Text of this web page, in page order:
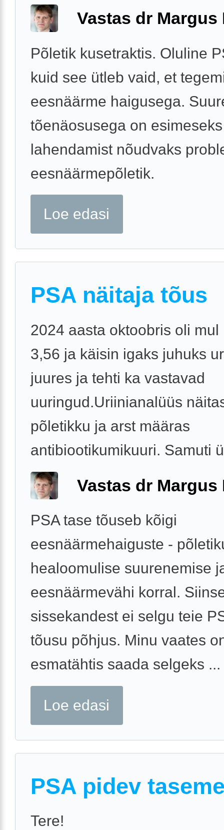
Vastas dr Margus
Põletik kusetraktis. Oluline
kuid see ütleb vaid, et
eesnäärme haigusega.
tõenäosusega on esimeseks
lahendamist nõudvaks
eesnäärmepõletik.
Loe edasi
PSA näitaja tõus
2024 aasta oktoobris oli mul
3,56 ja käisin igaks juhuks
juures ja tehti ka vastavad
uuringud.Uriinianalüüs
põletikku ja arst määras
antibiootikumikuuri. Samuti
Vastas dr Margus
PSA tase tõuseb kõigi
eesnäärmehaiguste -
healoomulise suurenemise
eesnäärmevähi korral.
sissekandest ei selgu teie
tõusu põhjus. Minu vaates
esmatähtis saada selgeks ...
Loe edasi
PSA pidev
Tere!